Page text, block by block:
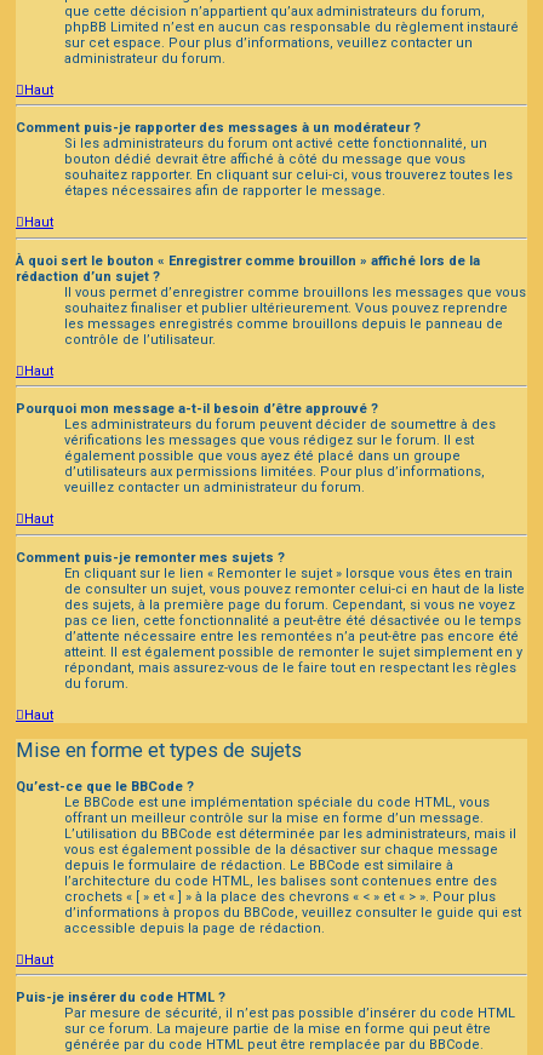
que cette décision n’appartient qu’aux administrateurs du forum,
phpBB Limited n’est en aucun cas responsable du règlement instauré
sur cet espace. Pour plus d’informations, veuillez contacter un
administrateur du forum.
Haut
Comment puis-je rapporter des messages à un modérateur ?
Si les administrateurs du forum ont activé cette fonctionnalité, un
bouton dédié devrait être affiché à côté du message que vous
souhaitez rapporter. En cliquant sur celui-ci, vous trouverez toutes les
étapes nécessaires afin de rapporter le message.
Haut
À quoi sert le bouton « Enregistrer comme brouillon » affiché lors de la
rédaction d’un sujet ?
Il vous permet d’enregistrer comme brouillons les messages que vous
souhaitez finaliser et publier ultérieurement. Vous pouvez reprendre
les messages enregistrés comme brouillons depuis le panneau de
contrôle de l’utilisateur.
Haut
Pourquoi mon message a-t-il besoin d’être approuvé ?
Les administrateurs du forum peuvent décider de soumettre à des
vérifications les messages que vous rédigez sur le forum. Il est
également possible que vous ayez été placé dans un groupe
d’utilisateurs aux permissions limitées. Pour plus d’informations,
veuillez contacter un administrateur du forum.
Haut
Comment puis-je remonter mes sujets ?
En cliquant sur le lien « Remonter le sujet » lorsque vous êtes en train
de consulter un sujet, vous pouvez remonter celui-ci en haut de la liste
des sujets, à la première page du forum. Cependant, si vous ne voyez
pas ce lien, cette fonctionnalité a peut-être été désactivée ou le temps
d’attente nécessaire entre les remontées n’a peut-être pas encore été
atteint. Il est également possible de remonter le sujet simplement en y
répondant, mais assurez-vous de le faire tout en respectant les règles
du forum.
Haut
Mise en forme et types de sujets
Qu’est-ce que le BBCode ?
Le BBCode est une implémentation spéciale du code HTML, vous
offrant un meilleur contrôle sur la mise en forme d’un message.
L’utilisation du BBCode est déterminée par les administrateurs, mais il
vous est également possible de la désactiver sur chaque message
depuis le formulaire de rédaction. Le BBCode est similaire à
l’architecture du code HTML, les balises sont contenues entre des
crochets « [ » et « ] » à la place des chevrons « < » et « > ». Pour plus
d’informations à propos du BBCode, veuillez consulter le guide qui est
accessible depuis la page de rédaction.
Haut
Puis-je insérer du code HTML ?
Par mesure de sécurité, il n’est pas possible d’insérer du code HTML
sur ce forum. La majeure partie de la mise en forme qui peut être
générée par du code HTML peut être remplacée par du BBCode.